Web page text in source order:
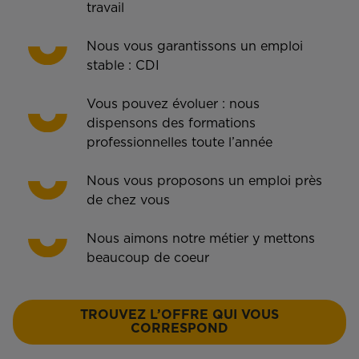
travail
Nous vous garantissons un emploi
stable : CDI
Vous pouvez évoluer : nous
dispensons des formations
professionnelles toute l’année
Nous vous proposons un emploi près
de chez vous
Nous aimons notre métier y mettons
beaucoup de coeur
TROUVEZ L’OFFRE QUI VOUS
CORRESPOND